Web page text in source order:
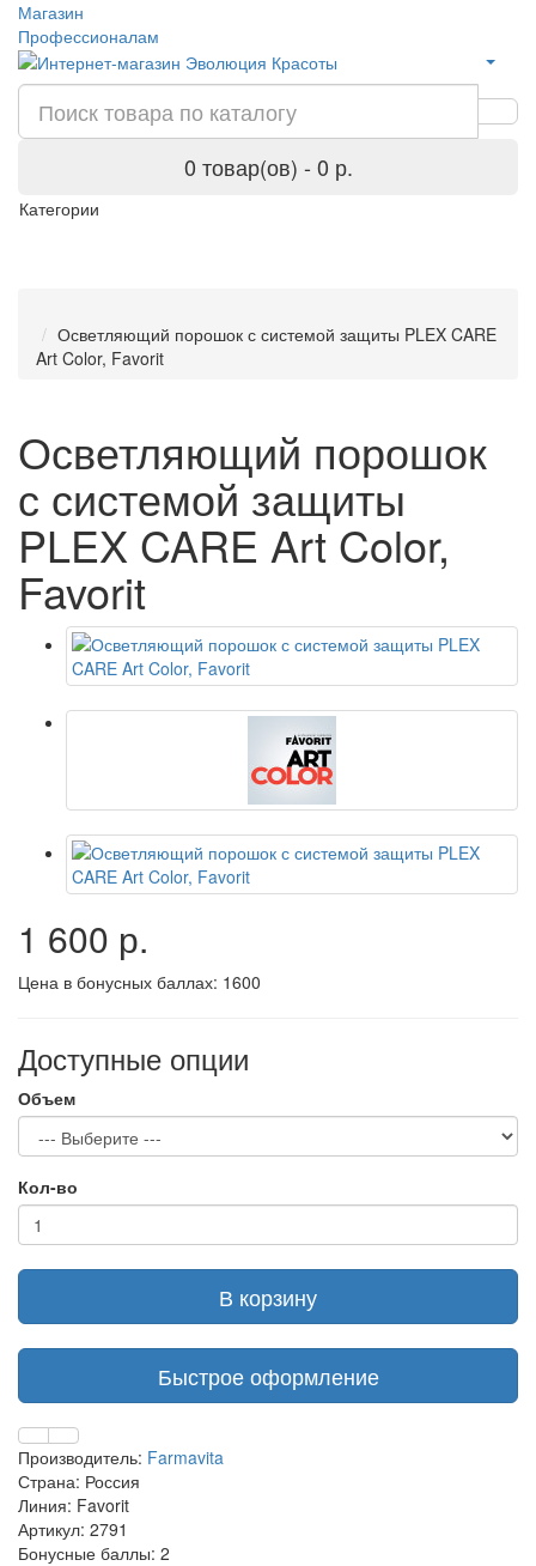
Магазин
Профессионалам
0 товар(ов) - 0 р.
Категории
Осветляющий порошок с системой защиты PLEX CARE
Art Color, Favorit
Осветляющий порошок
с системой защиты
PLEX CARE Art Color,
Favorit
1 600 р.
Цена в бонусных баллах: 1600
Доступные опции
Объем
Кол-во
В корзину
Быстрое оформление
Производитель: Farmavita
Страна: Россия
Линия: Favorit
Артикул: 2791
Бонусные баллы: 2